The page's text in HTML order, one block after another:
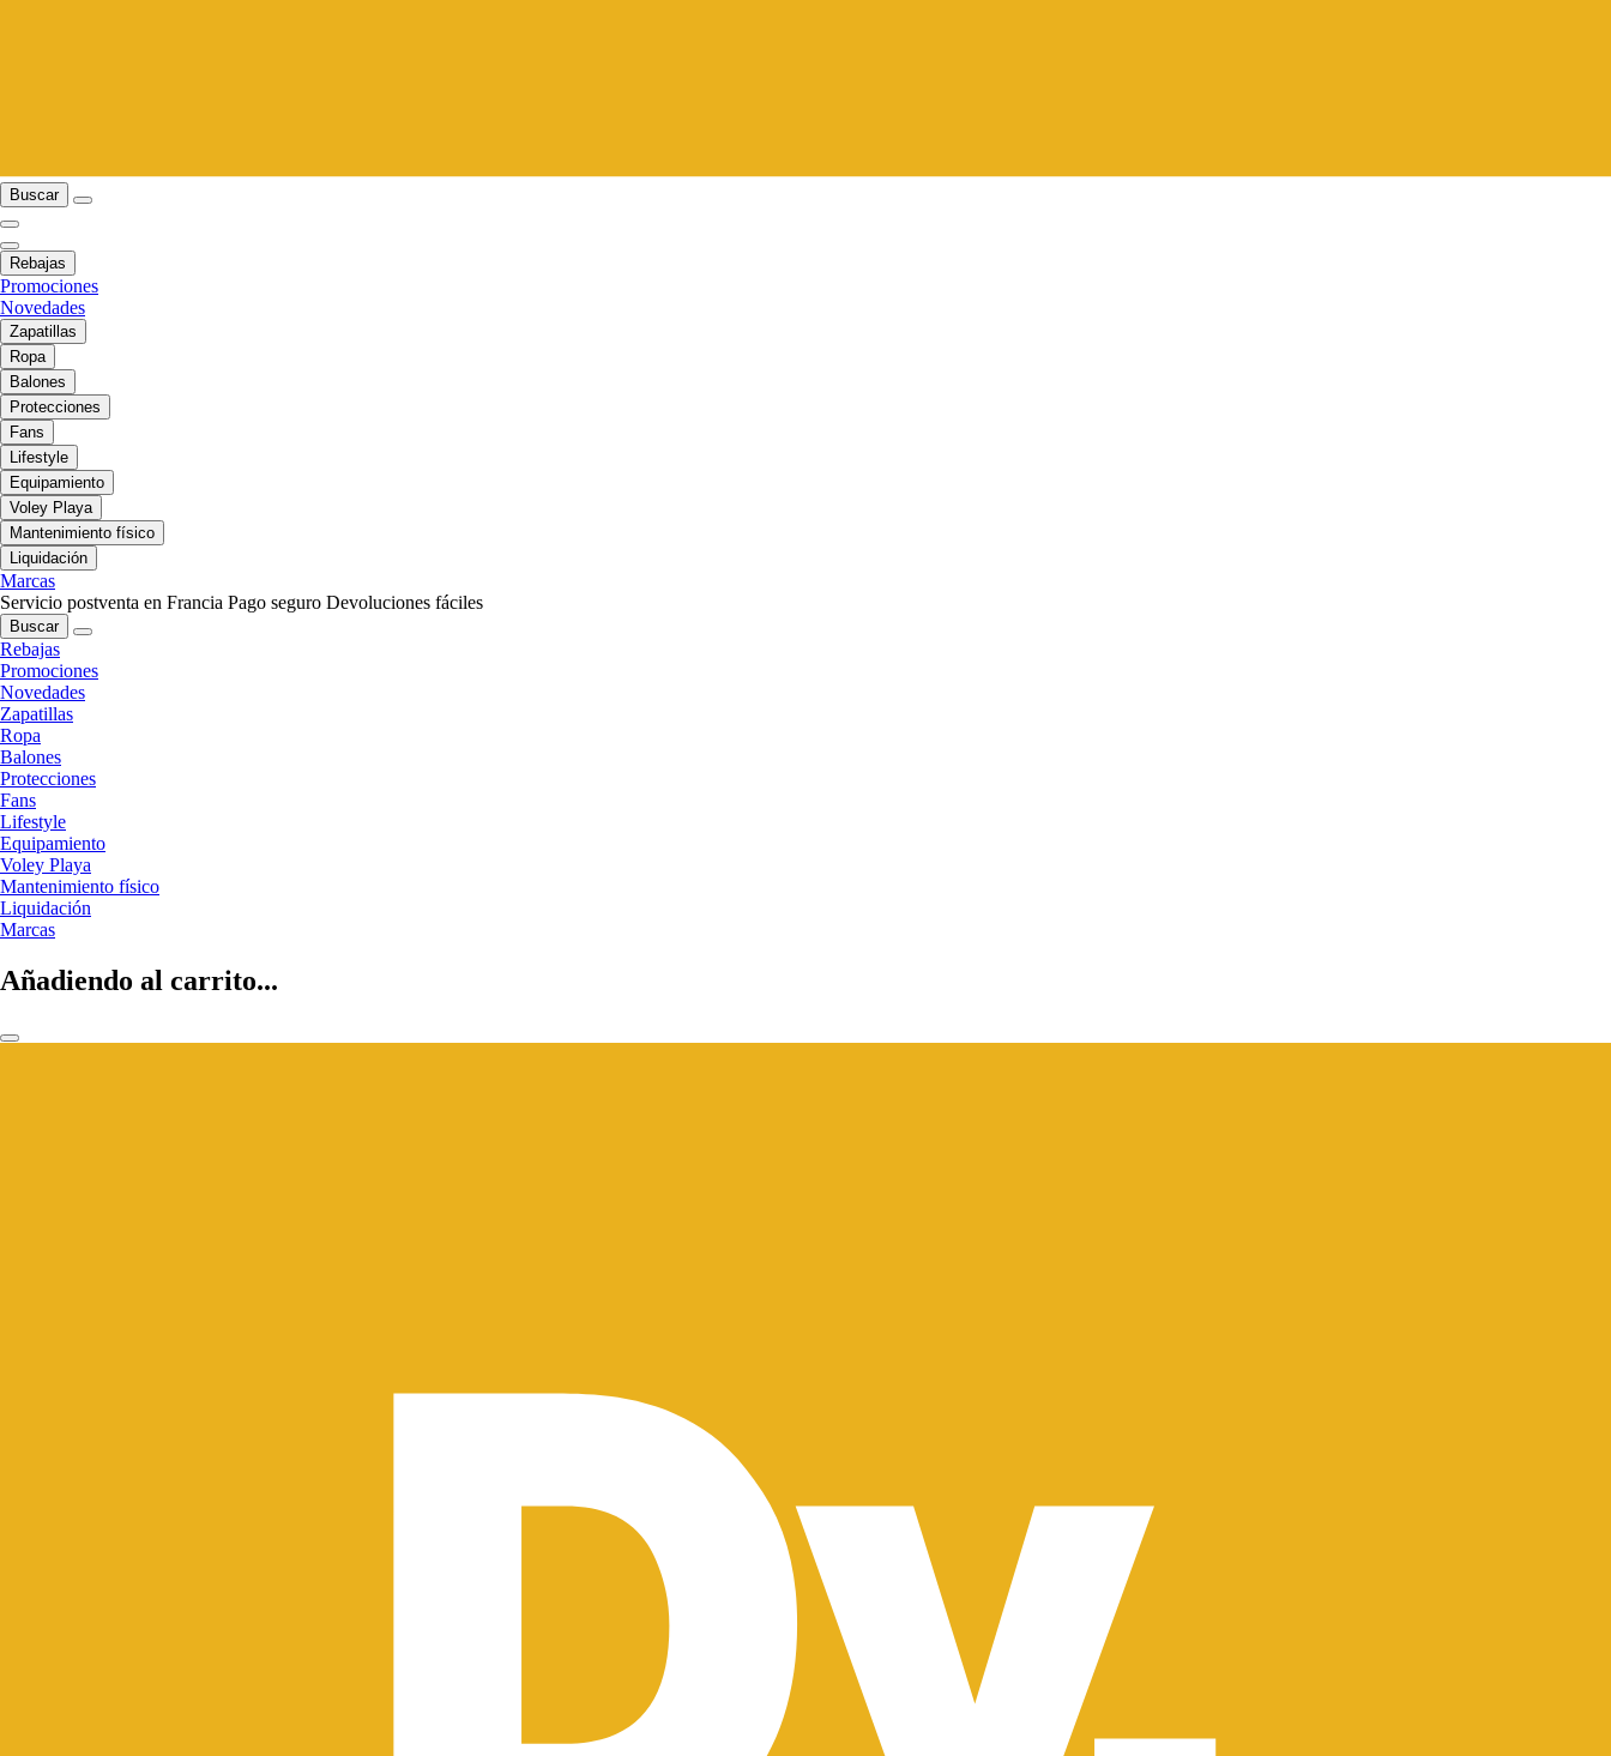
Buscar
Rebajas
Promociones
Novedades
Zapatillas
Ropa
Balones
Protecciones
Fans
Lifestyle
Equipamiento
Voley Playa
Mantenimiento físico
Liquidación
Marcas
Servicio postventa en Francia Pago seguro Devoluciones fáciles
Buscar
Rebajas
Promociones
Novedades
Zapatillas
Ropa
Balones
Protecciones
Fans
Lifestyle
Equipamiento
Voley Playa
Mantenimiento físico
Liquidación
Marcas
Añadiendo al carrito...